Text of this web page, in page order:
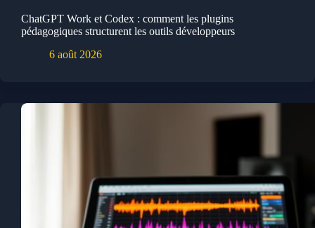
ChatGPT Work et Codex : comment les plugins
pédagogiques structurent les outils développeurs
6 août 2026